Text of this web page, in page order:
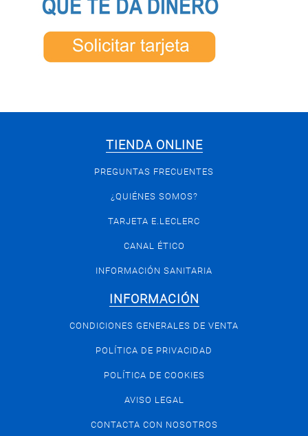
TIENDA ONLINE
PREGUNTAS FRECUENTES
¿QUIÉNES SOMOS?
TARJETA E.LECLERC
CANAL ÉTICO
INFORMACIÓN SANITARIA
INFORMACIÓN
CONDICIONES GENERALES DE VENTA
POLÍTICA DE PRIVACIDAD
POLÍTICA DE COOKIES
AVISO LEGAL
CONTACTA CON NOSOTROS